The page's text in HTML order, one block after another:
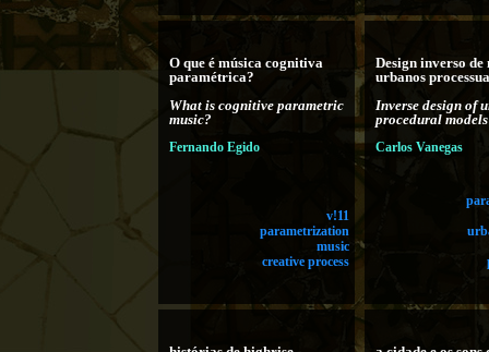
O que é música cognitiva
paramétrica?
What is cognitive parametric
music?
Fernando Egido
v!11
parametrization
music
creative process
Design inverso de
urbanos
Inverse design of
procedural models
Carlos Vanegas